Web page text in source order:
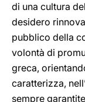
di una cultura
desidero
pubblico della
volontà di
greca,
caratterizza,
sempre